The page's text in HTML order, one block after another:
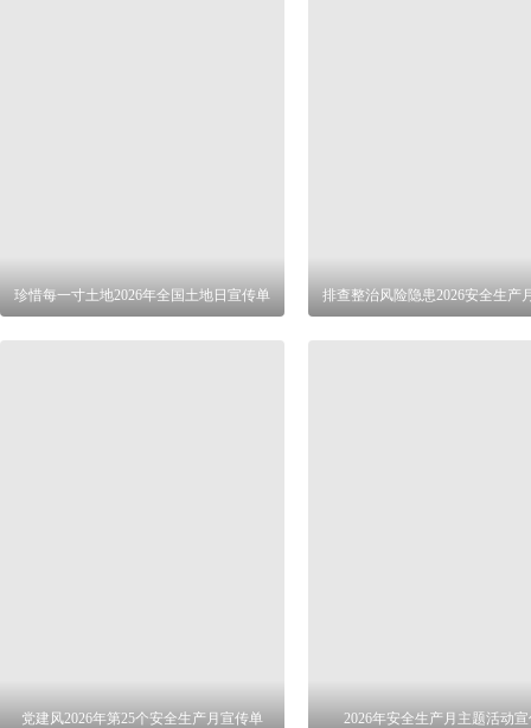
珍惜每一寸土地2026年全国土地日宣传单 排查整治风险隐患2026安全生产
党建风2026年第25个安全生产月宣传单 2026年安全生产月主题活动